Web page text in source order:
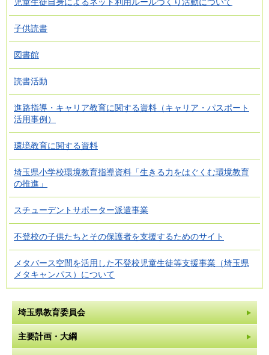
子供読書
図書館
読書活動
進路指導・キャリア教育に関する資料（キャリア・パスポート
活用事例）
環境教育に関する資料
埼玉県小学校環境教育指導資料「生きる力をはぐくむ環境教育
の推進」
スチューデントサポーター派遣事業
不登校の子供たちとその保護者を支援するためのサイト
メタバース空間を活用した不登校児童生徒等支援事業（埼玉県
メタキャンパス）について
埼玉県教育委員会
主要計画・大綱